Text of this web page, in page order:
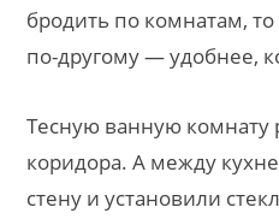
бродить по комнатам,
по-другому — удобнее,
Тесную ванную комнату
коридора. А между
стену и установили